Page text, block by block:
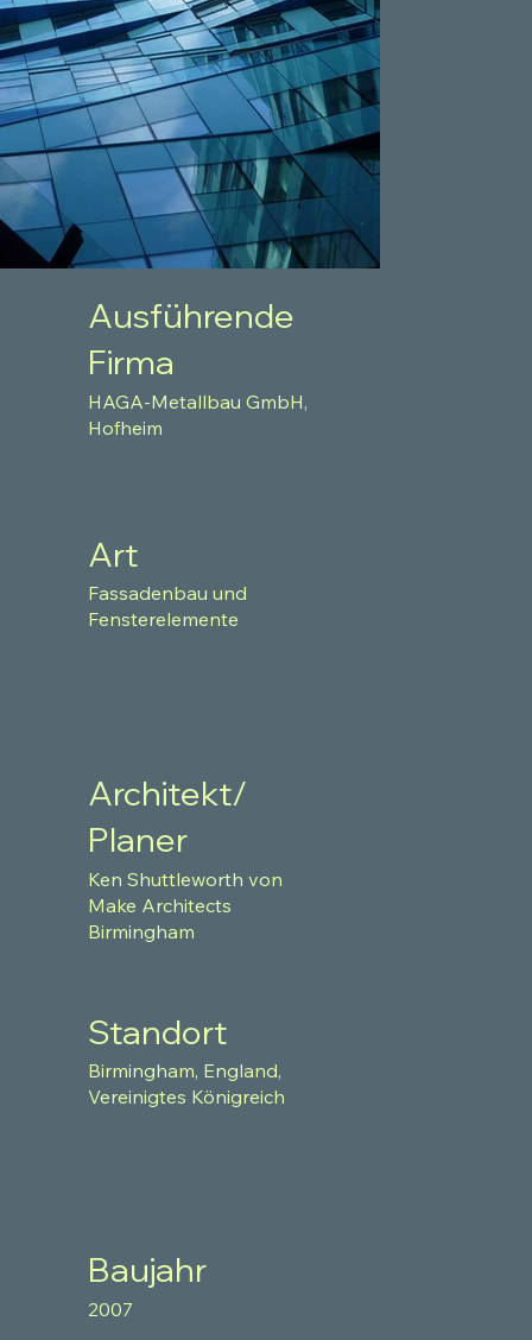
Ausführende
Firma
HAGA-Metallbau GmbH,
Hofheim
Architekt/
Planer
Ken Shuttleworth von
Make Architects
Birmingham
Baujahr
2007
Art
Fassadenbau und
Fensterelemente
Standort
Birmingham, England,
Vereinigtes Königreich